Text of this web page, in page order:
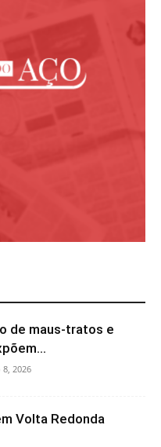
de maus-tratos e
2026
Volta Redonda